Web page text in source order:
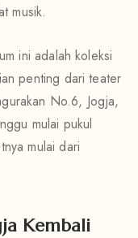
musik.
ini adalah koleksi
penting dari teater
No.6, Jogja,
mulai pukul
mulai dari
Kembali